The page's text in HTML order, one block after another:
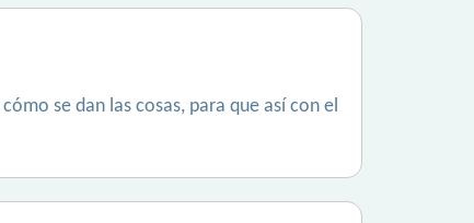
se dan las cosas, para que así con el